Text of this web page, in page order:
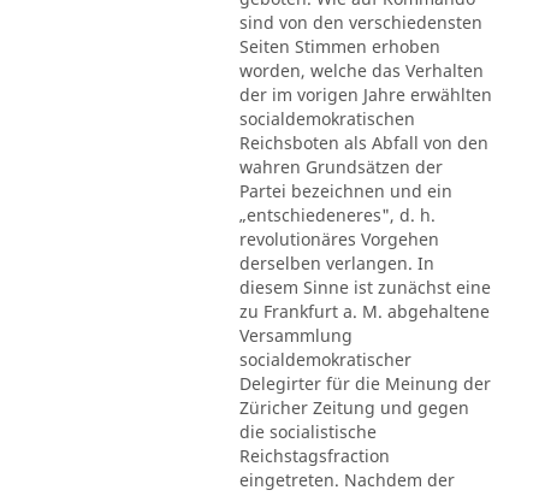
sind von den verschiedensten
Seiten Stimmen erhoben
worden, welche das Verhalten
der im vorigen Jahre erwählten
socialdemokratischen
Reichsboten als Abfall von den
wahren Grundsätzen der
Partei bezeichnen und ein
„entschiedeneres", d. h.
revolutionäres Vorgehen
derselben verlangen. In
diesem Sinne ist zunächst eine
zu Frankfurt a. M. abgehaltene
Versammlung
socialdemokratischer
Delegirter für die Meinung der
Züricher Zeitung und gegen
die socialistische
Reichstagsfraction
eingetreten. Nachdem der